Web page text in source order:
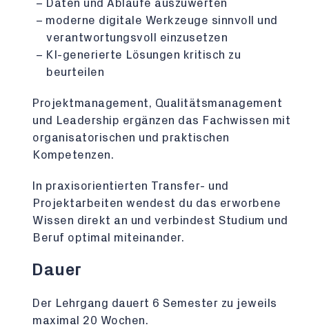
Daten und Abläufe auszuwerten
moderne digitale Werkzeuge sinnvoll und
verantwortungsvoll einzusetzen
KI-generierte Lösungen kritisch zu
beurteilen
Projektmanagement, Qualitätsmanagement
und Leadership ergänzen das Fachwissen mit
organisatorischen und praktischen
Kompetenzen.
In praxisorientierten Transfer- und
Projektarbeiten wendest du das erworbene
Wissen direkt an und verbindest Studium und
Beruf optimal miteinander.
Dauer
Der Lehrgang dauert 6 Semester zu jeweils
maximal 20 Wochen.